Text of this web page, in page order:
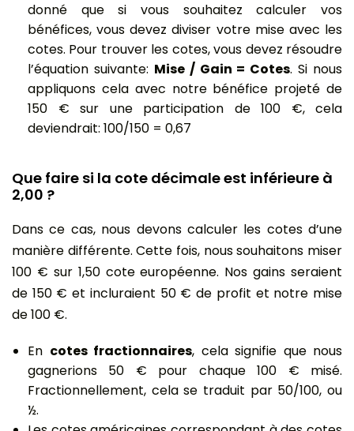
donné que si vous souhaitez calculer vos
bénéfices, vous devez diviser votre mise avec les
cotes. Pour trouver les cotes, vous devez résoudre
l’équation suivante: Mise / Gain = Cotes. Si nous
appliquons cela avec notre bénéfice projeté de
150 € sur une participation de 100 €, cela
deviendrait: 100/150 = 0,67
Que faire si la cote décimale est inférieure à
2,00 ?
Dans ce cas, nous devons calculer les cotes d’une
manière différente. Cette fois, nous souhaitons miser
100 € sur 1,50 cote européenne. Nos gains seraient
de 150 € et incluraient 50 € de profit et notre mise
de 100 €.
En cotes fractionnaires, cela signifie que nous
gagnerions 50 € pour chaque 100 € misé.
Fractionnellement, cela se traduit par 50/100, ou
½.